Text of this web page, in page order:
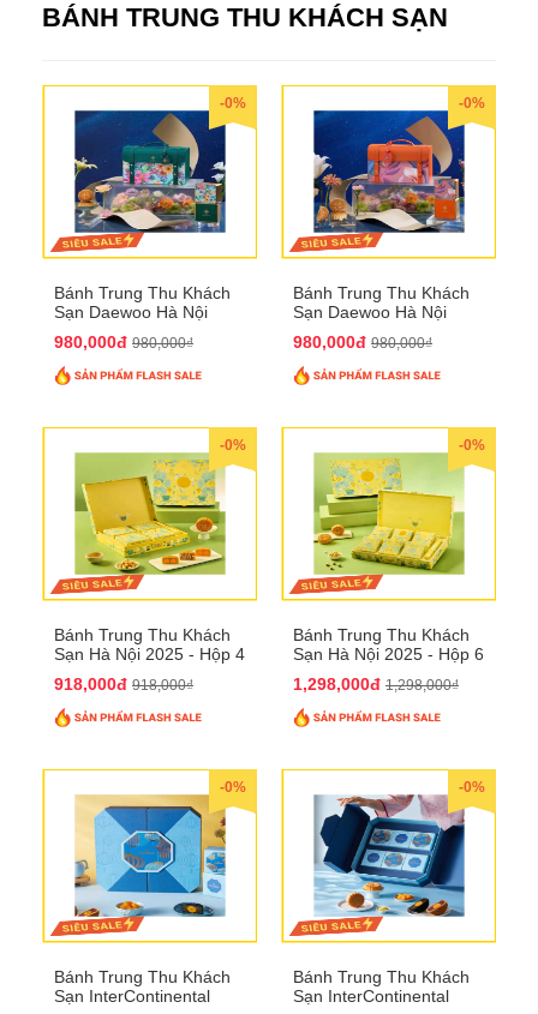
BÁNH TRUNG THU KHÁCH SẠN
-0%
Bánh Trung Thu Khách
Sạn Daewoo Hà Nội
QTTT30
980,000đ 980,000₫
-0%
Bánh Trung Thu Khách
Sạn Daewoo Hà Nội
QTTT31
980,000đ 980,000₫
-0%
Bánh Trung Thu Khách
Sạn Hà Nội 2025 - Hộp 4
918,000đ 918,000₫
-0%
Bánh Trung Thu Khách
Sạn Hà Nội 2025 - Hộp 6
1,298,000đ 1,298,000₫
-0%
Bánh Trung Thu Khách
Sạn InterContinental
-0%
Bánh Trung Thu Khách
Sạn InterContinental